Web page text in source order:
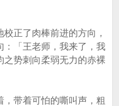
正了肉棒前进的方向，
：「王老师，我来了，我
之势刺向柔弱无力的赤裸
带着可怕的嘶叫声，粗